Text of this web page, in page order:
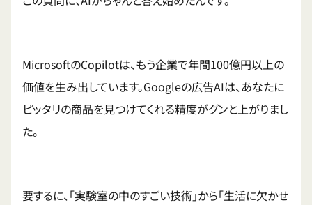
MicrosoftのCopilotは、もう企業で年間100億円以上の
価値を生み出しています。Googleの広告AIは、あなたに
ピッタリの商品を見つけてくれる精度がグンと上がりまし
た。
要するに、「実験室の中のすごい技術」から「生活に欠かせ